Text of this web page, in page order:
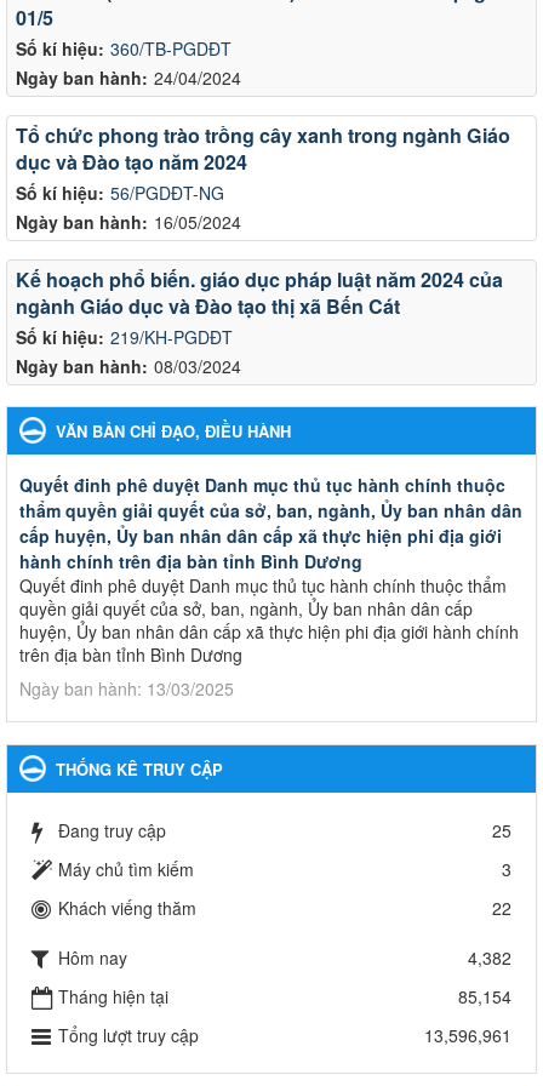
Số kí hiệu: 360/TB-PGDĐT
Ngày ban hành: 24/04/2024
01/5
Số kí hiệu: 56/PGDĐT-NG
Ngày ban hành: 16/05/2024
Tổ chức phong trào trồng cây xanh trong ngành Giáo
dục và Đào tạo năm 2024
Số kí hiệu: 219/KH-PGDĐT
Ngày ban hành: 08/03/2024
Kế hoạch phổ biến. giáo dục pháp luật năm 2024 của
ngành Giáo dục và Đào tạo thị xã Bến Cát
VĂN BẢN CHỈ ĐẠO, ĐIỀU HÀNH
Quyết đinh phê duyệt Danh mục thủ tục hành chính thuộc
thẩm quyền giải quyết của sở, ban, ngành, Ủy ban nhân dân
cấp huyện, Ủy ban nhân dân cấp xã thực hiện phi địa giới
hành chính trên địa bàn tỉnh Bình Dương
Quyết đinh phê duyệt Danh mục thủ tục hành chính thuộc thẩm
quyền giải quyết của sở, ban, ngành, Ủy ban nhân dân cấp
huyện, Ủy ban nhân dân cấp xã thực hiện phi địa giới hành chính
trên địa bàn tỉnh Bình Dương
Ngày ban hành: 13/03/2025
Giáo dục và Đào tạo thành phố Bến Cát
Kế hoạch Phổ biến, giáo dục pháp luật năm 2025 của ngành
Ngày ban hành: 28/02/2025
vực giáo dục đào tạo thuộc hệ giáo dục quốc dân và cơ sở
và Đào tạo, Ủy ban nhân dân cấp huyện
Quyết định công bố thủ tục hành chính bị bãi bỏ trong lĩnh vực
giáo dục đào tạo thuộc hệ giáo dục quốc dân và cơ sở giáo dục
khác thuộc thẩm quyền giải quyết của Sở Giáo dục và Đào tạo,
THỐNG KÊ TRUY CẬP
Đang truy cập
25
Máy chủ tìm kiếm
3
Khách viếng thăm
22
Hôm nay
4,382
Tháng hiện tại
85,154
Tổng lượt truy cập
13,596,961